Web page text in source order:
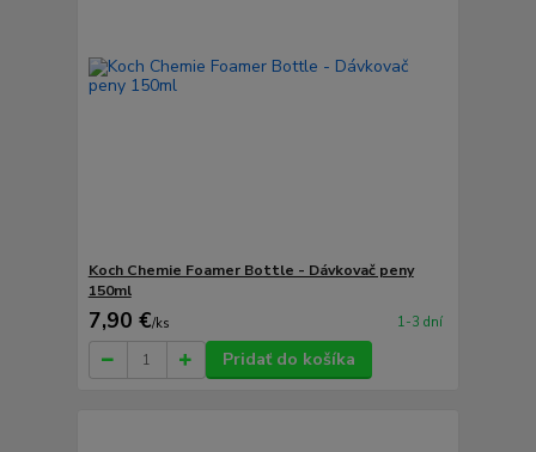
Koch Chemie Foamer Bottle - Dávkovač peny
150ml
7,90 €/ks 1-3 dní
Pridať do košíka